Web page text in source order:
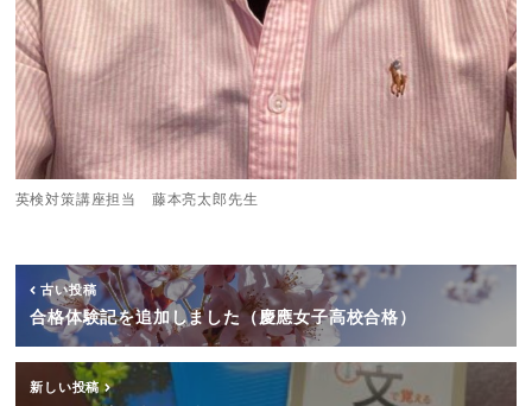
英検対策講座担当 藤本亮太郎先生
古い投稿
合格体験記を追加しました（慶應女子高校合格）
新しい投稿